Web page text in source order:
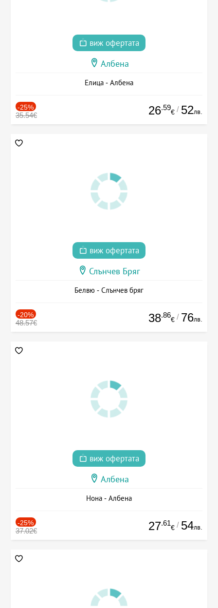
виж офертата
Албена
Елица - Албена
-25%
35.54€ 26.59
€ / 52лв.
виж офертата
Слънчев Бряг
Белвю - Слънчев бряг
-20%
48.57€ 38.86
€ / 76лв.
виж офертата
Албена
Нона - Албена
-25%
37.02€ 27.61
€ / 54лв.